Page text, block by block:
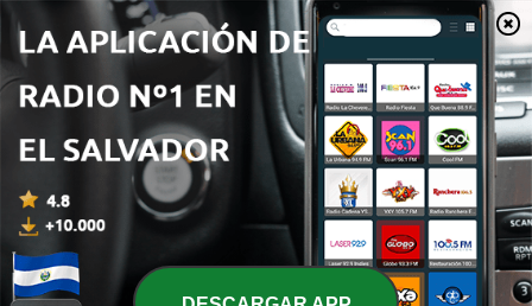
realidad sociocultural de la región. Por otro lado,Radio
Telexarofrece una programación diversa donde la
divulgación académica y los temas de actualidad
educativa son los protagonistas, facilitando el acceso a
información relevante para estudiantes, docentes y
profesionales. Para los amantes de las letras y la
sensibilidad artística,
Suspiro de Poetas Radiobrinda un
refugio sonoro único donde la poesía y la narrativa
cobran vida, demostrando que la palabra tiene un lugar